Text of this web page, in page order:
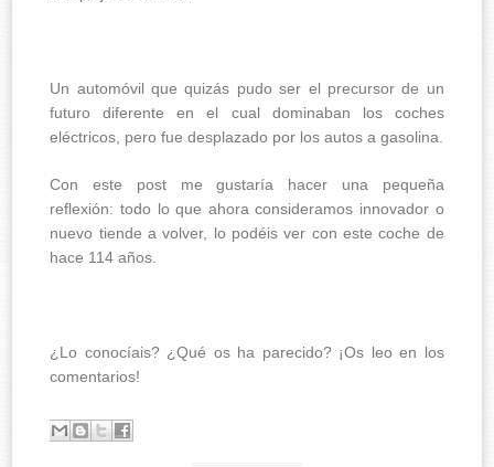
Un automóvil que quizás pudo ser el precursor de un
futuro diferente en el cual dominaban los coches
eléctricos, pero fue desplazado por los autos a gasolina.
Con este post me gustaría hacer una pequeña
reflexión: todo lo que ahora consideramos innovador o
nuevo tiende a volver, lo podéis ver con este coche de
hace 114 años.
¿Lo conocíais? ¿Qué os ha parecido? ¡Os leo en los
comentarios!